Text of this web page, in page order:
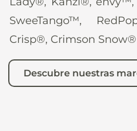
SweeTango™,
Crisp®, Crimson
Descubre nuestras